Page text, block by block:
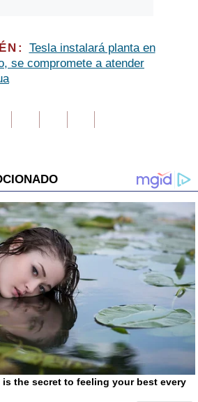
Tesla instalará planta en
se compromete a atender